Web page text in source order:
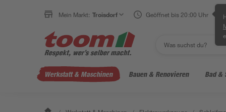
Mein Markt: Troisdorf Geöffnet bis 20:00 Uhr
Werkstatt & Maschinen Bauen & Renovieren Bad &